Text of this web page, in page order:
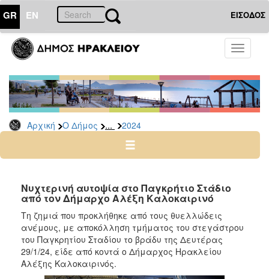
GR EN ΕΙΣΟΔΟΣ
Toggle
Αρχική Ο Δήμος ... 2024
ΔΗΜΟΣ
Δελτία
Τύπου
Αρχείο
2026
2024
2022
2021
2020
2019
2018
Νυχτερινή αυτοψία στο Παγκρήτιο Στάδιο
από τον Δήμαρχο Αλέξη Καλοκαιρινό
Τη ζημιά που προκλήθηκε από τους θυελλώδεις
ανέμους, με αποκόλληση τμήματος του στεγάστρου
του Παγκρητίου Σταδίου το βράδυ της Δευτέρας
29/1/24, είδε από κοντά ο Δήμαρχος Ηρακλείου
Αλέξης Καλοκαιρινός.